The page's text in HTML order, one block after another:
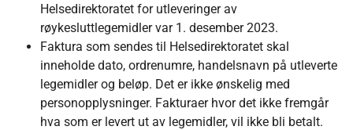
Helsedirektoratet for utleveringer av
røykesluttlegemidler var 1. desember 2023.
Faktura som sendes til Helsedirektoratet skal
inneholde dato, ordrenumre, handelsnavn på utleverte
legemidler og beløp. Det er ikke ønskelig med
personopplysninger. Fakturaer hvor det ikke fremgår
hva som er levert ut av legemidler, vil ikke bli betalt.